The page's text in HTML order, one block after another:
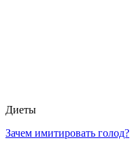
Диеты
Зачем имитировать голод?